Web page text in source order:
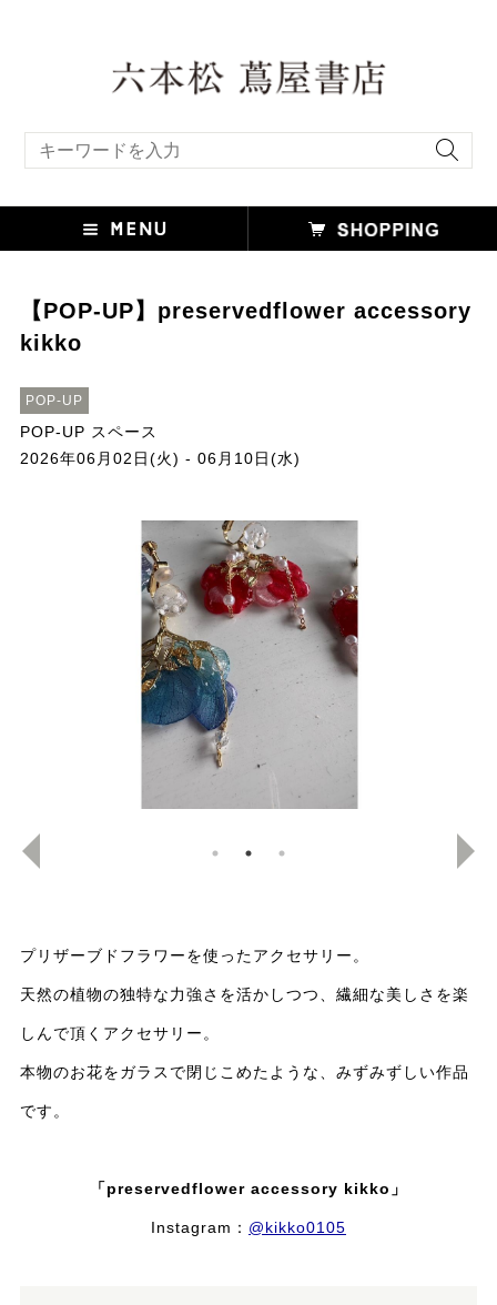
【POP-UP】preservedflower accessory
kikko
POP-UP
POP-UP スペース
2026年06月02日(火) - 06月10日(水)
プリザーブドフラワーを使ったアクセサリー。
天然の植物の独特な力強さを活かしつつ、繊細な美しさを楽
しんで頂くアクセサリー。
本物のお花をガラスで閉じこめたような、みずみずしい作品
です。
「preservedflower accessory kikko」
Instagram： @kikko0105